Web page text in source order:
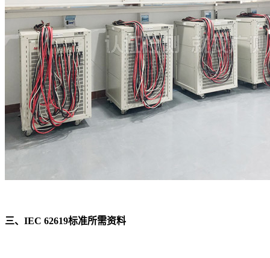
三、IEC 62619标准所需资料